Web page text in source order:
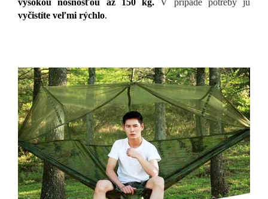
vysokou nosnosťou až 150 kg.
V prípade potreby ju
vyčistíte veľmi rýchlo.